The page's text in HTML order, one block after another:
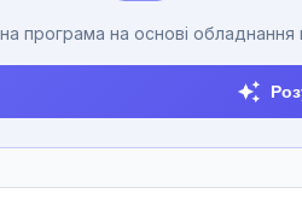
програма на основі обладнання